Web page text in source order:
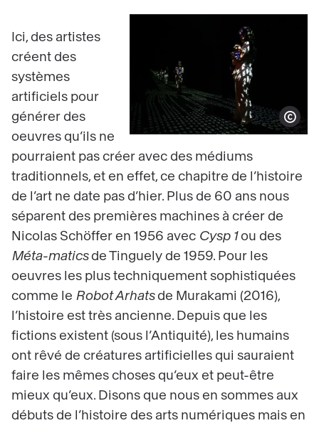
Afficher le
Ici, des artistes
créent des
systèmes
artificiels pour
générer des
oeuvres qu’ils ne
pourraient pas créer avec des médiums
traditionnels, et en effet, ce chapitre de l’histoire
de l’art ne date pas d’hier. Plus de 60 ans nous
séparent des premières machines à créer de
Nicolas Schöffer en 1956 avec Cysp 1ou des
Méta-maticsde Tinguely de 1959. Pour les
oeuvres les plus techniquement sophistiquées
comme le Robot Arhatsde Murakami (2016),
l’histoire est très ancienne. Depuis que les
fictions existent (sous l’Antiquité), les humains
ont rêvé de créatures artificielles qui sauraient
faire les mêmes choses qu’eux et peut-être
mieux qu’eux. Disons que nous en sommes aux
débuts de l’histoire des arts numériques mais en